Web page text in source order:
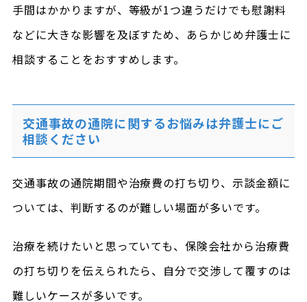
手間はかかりますが、等級が1つ違うだけでも慰謝料
などに大きな影響を及ぼすため、あらかじめ弁護士に
相談することをおすすめします。
交通事故の通院に関するお悩みは弁護士にご
相談ください
交通事故の通院期間や治療費の打ち切り、示談金額に
ついては、判断するのが難しい場面が多いです。
治療を続けたいと思っていても、保険会社から治療費
の打ち切りを伝えられたら、自分で交渉して覆すのは
難しいケースが多いです。